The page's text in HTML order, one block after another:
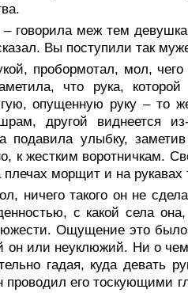
говорила меж тем
Вы поступили так
пробормотал, мол, чего
что рука,
опущенную руку –
другой виднеется
подавила улыбку,
к жестким воротничкам.
морщит и на
ничего такого он не
с какой села
Ощущение это
он или неуклюжий. Ни о
гадая, куда девать
его тоскующими